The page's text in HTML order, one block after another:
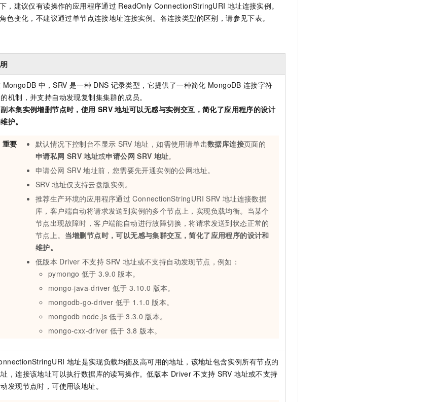
，建议仅有读操作的应用程序通过 ReadOnly ConnectionStringURI 地址连接实例。
色变化，不建议通过单节点连接地址连接实例。各连接类型的区别，请参见下表。
MongoDB 中，SRV 是一种 DNS 记录类型，它提供了一种简化 MongoDB 连接字符
机制，并支持自动发现复制集集群的成员。
本集实例增删节点时，使用 SRV 地址可以无感与实例交互，简化了应用程序的设计
护。
重要 默认情况下控制台不显示 SRV 地址，如需使用请单击数据库连接页面的
申请私网 SRV 地址或申请公网 SRV 地址。
申请公网 SRV 地址前，您需要先开通实例的公网地址。
SRV 地址仅支持云盘版实例。
推荐生产环境的应用程序通过 ConnectionStringURI SRV 地址连接数据
库，客户端自动将请求发送到实例的多个节点上，实现负载均衡。当某个
节点出现故障时，客户端能自动进行故障切换，将请求发送到状态正常的
节点上。 当增删节点时，可以无感与集群交互，简化了应用程序的设计和
维护。
低版本 Driver 不支持 SRV 地址或不支持自动发现节点，例如：
pymongo 低于 3.9.0 版本。
mongo-java-driver 低于 3.10.0 版本。
mongodb-go-driver 低于 1.1.0 版本。
mongodb node.js 低于 3.3.0 版本。
mongo-cxx-driver 低于 3.8 版本。
地址是实现负载均衡及高可用的地址，该地址包含实例所有节点的
，连接该地址可以执行数据库的读写操作。低版本 Driver 不支持 SRV 地址或不支持
发现节点时，可使用该地址。
个人版上线、团队版降价；千问3.8-Max首发发尝鲜
新一代 AI 视频生成模型，深度适配广告营销等场景
AI 应用构建
丰富多元化的应用模版和解决方案
大模型服务平台百炼-智能体
灵活可视化地构建企业级 Agent
人工智能平台 PAI
AI Native 的算法工程平台，一站式完成建模、训练、推理服务部署
大模型原生应用
面向真实软件的智能体编程平台
企业级人与Agent协作平台，接入和调度多个数字员工
秒悟
云端极速 AI 应用创作平台
手
10分钟微调：让0.6B模型媲美235B模型
即刻拥有 DeepSeek-R1 满血版
多种方案随心选，轻松解锁专属 DeepSeek
多模态数据信息提取
超强辅助，Bolt.diy 一步搞定创意建站
通过自然语言交互简化开发流程,全栈开发支持
智能客服
ERP
CRM
400电话
广告营销
SUSE
定制建站
定制小程序
建站系统